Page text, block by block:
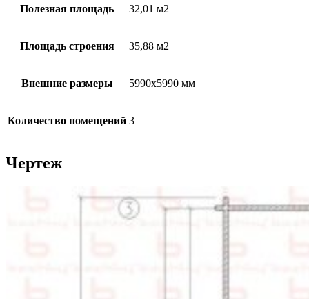
Полезная площадь 32,01 м2
Площадь строения 35,88 м2
Внешние размеры 5990х5990 мм
Количество помещений 3
Чертеж